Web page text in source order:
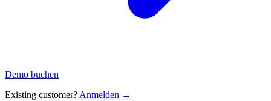
Demo buchen
Existing customer? Anmelden →